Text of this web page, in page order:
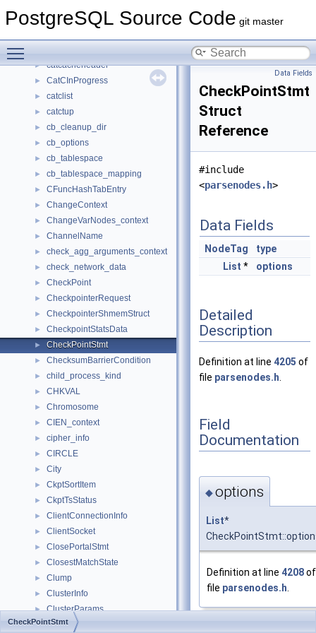
PostgreSQL Source Code git master
► cashKEY
► catcacheheader
► CatCInProgress
► catclist
► catctup
► cb_cleanup_dir
► cb_options
► cb_tablespace
► cb_tablespace_mapping
► CFuncHashTabEntry
► ChangeContext
► ChangeVarNodes_context
► ChannelName
► check_agg_arguments_context
► check_network_data
► CheckPoint
► CheckpointerRequest
► CheckpointerShmemStruct
► CheckpointStatsData
► CheckPointStmt
► ChecksumBarrierCondition
► child_process_kind
► CHKVAL
► Chromosome
► CIEN_context
► cipher_info
► CIRCLE
► City
► CkptSortItem
► CkptTsStatus
► ClientConnectionInfo
► ClientSocket
► ClosePortalStmt
► ClosestMatchState
► Clump
► ClusterInfo
► ClusterParams
► CMPDAffix
Data Fields
CheckPointStmt
Struct
Reference
#include
<parsenodes.h>
Data Fields
NodeTag
type
List * options
Detailed
Description
Definition at line 4205 of
file parsenodes.h
Field
Documentation
◆options
List*
Definition at line 4208of
file parsenodes.h
CheckPointStmt